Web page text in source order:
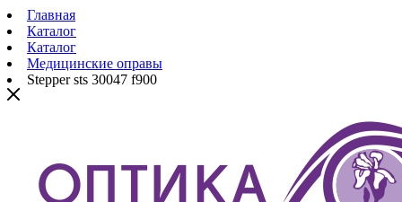
Главная
Каталог
Каталог
Медицинские оправы
Stepper sts 30047 f900